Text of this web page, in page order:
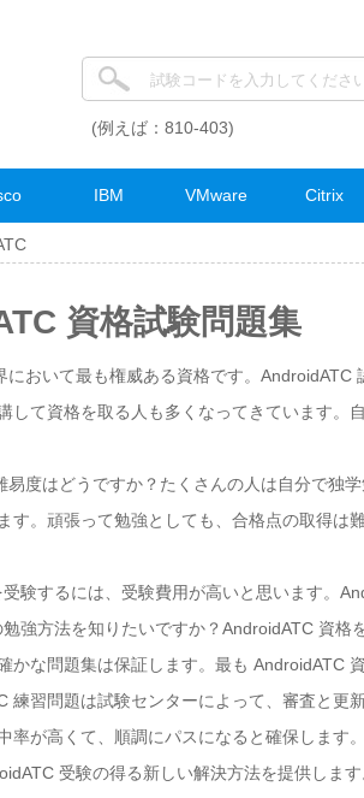
(例えば：810-403)
IBM VMware Citrix
資格試験問題集
において最も権威ある資格です。
して資格を取る人も多くなってきています
易度はどうですか？たくさんの人は自分で独
す。頑張って勉強としても、合格点の取得
験するには、受験費用が高いと思います。
強方法を知りたいですか？AndroidATC 資
かな問題集は保証します。最も AndroidATC
練習問題は試験センターによって、審査と
率が高くて、順調にパスになると確保します
受験の得る新しい解決方法を提供しま